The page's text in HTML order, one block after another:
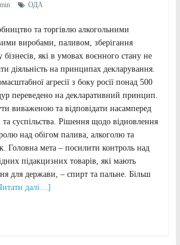
ОДА
та торгівлю алкогольними
виробами, паливом, зберігання
бізнесів, які в умовах воєнного стану не
діяльність на принципах декларування.
агресії з боку росії понад 500
переведено на декларативний принцип.
виваженою та відповідати насамперед
та суспільства. Рішення щодо відновлення
над обігом палива, алкоголю та
Головна мета – посилити контроль над
підакцизних товарів, які мають
для держави, – спирт та пальне. Більш
далі…]